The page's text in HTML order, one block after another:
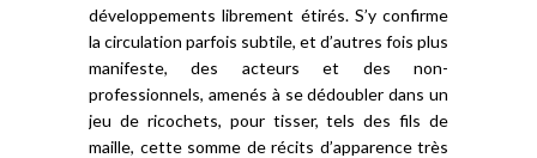
développements librement étirés. S’y confirme
la circulation parfois subtile, et d’autres fois plus
manifeste, des acteurs et des non-
professionnels, amenés à se dédoubler dans un
jeu de ricochets, pour tisser, tels des fils de
maille, cette somme de récits d’apparence très